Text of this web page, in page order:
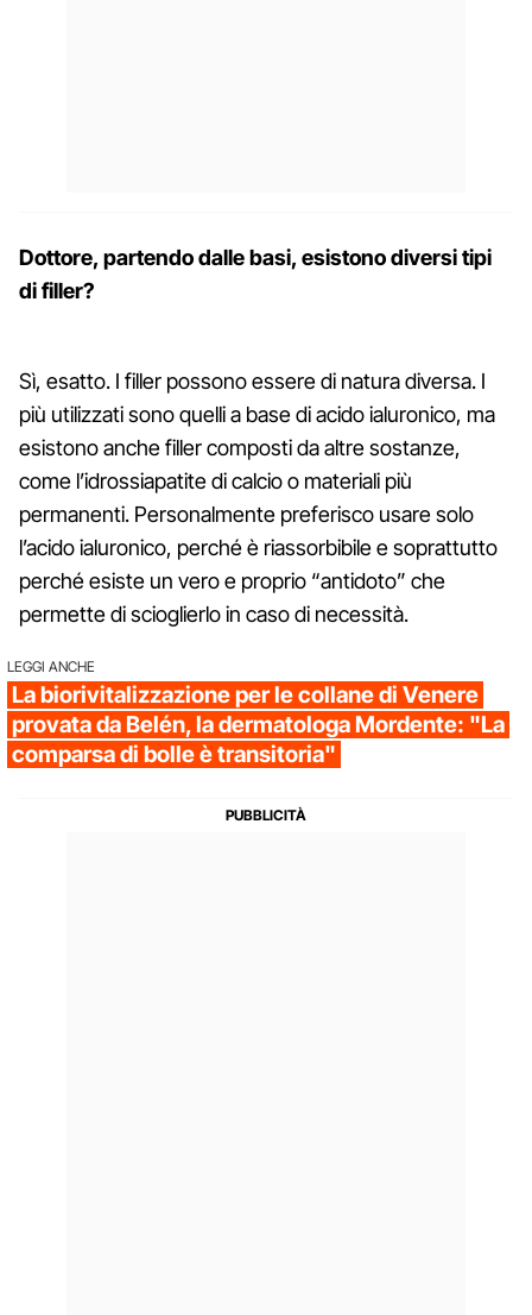
Dottore, partendo dalle basi, esistono diversi tipi
di filler?
Sì, esatto. I filler possono essere di natura diversa. I
più utilizzati sono quelli a base di acido ialuronico, ma
esistono anche filler composti da altre sostanze,
come l’idrossiapatite di calcio o materiali più
permanenti. Personalmente preferisco usare solo
l’acido ialuronico, perché è riassorbibile e soprattutto
perché esiste un vero e proprio “antidoto” che
permette di scioglierlo in caso di necessità.
LEGGI ANCHE
La biorivitalizzazione per le collane di Venere
provata da Belén, la dermatologa Mordente: "La
comparsa di bolle è transitoria"